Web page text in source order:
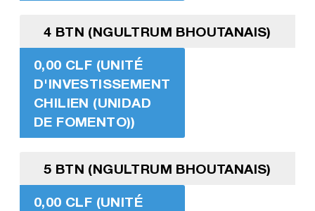
4 BTN (NGULTRUM BHOUTANAIS)
0,00 CLF (UNITÉ
D'INVESTISSEMENT
CHILIEN (UNIDAD
DE FOMENTO))
5 BTN (NGULTRUM BHOUTANAIS)
0,00 CLF (UNITÉ